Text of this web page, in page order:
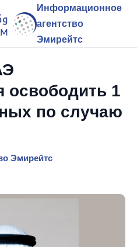
Информационное
агентство
Эмирейтс
освободить 1
по случаю
Эмирейтс